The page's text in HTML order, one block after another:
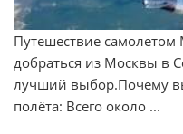
Путешествие
добраться из Москвы в
лучший выбор.Почему
полёта: Всего около ...